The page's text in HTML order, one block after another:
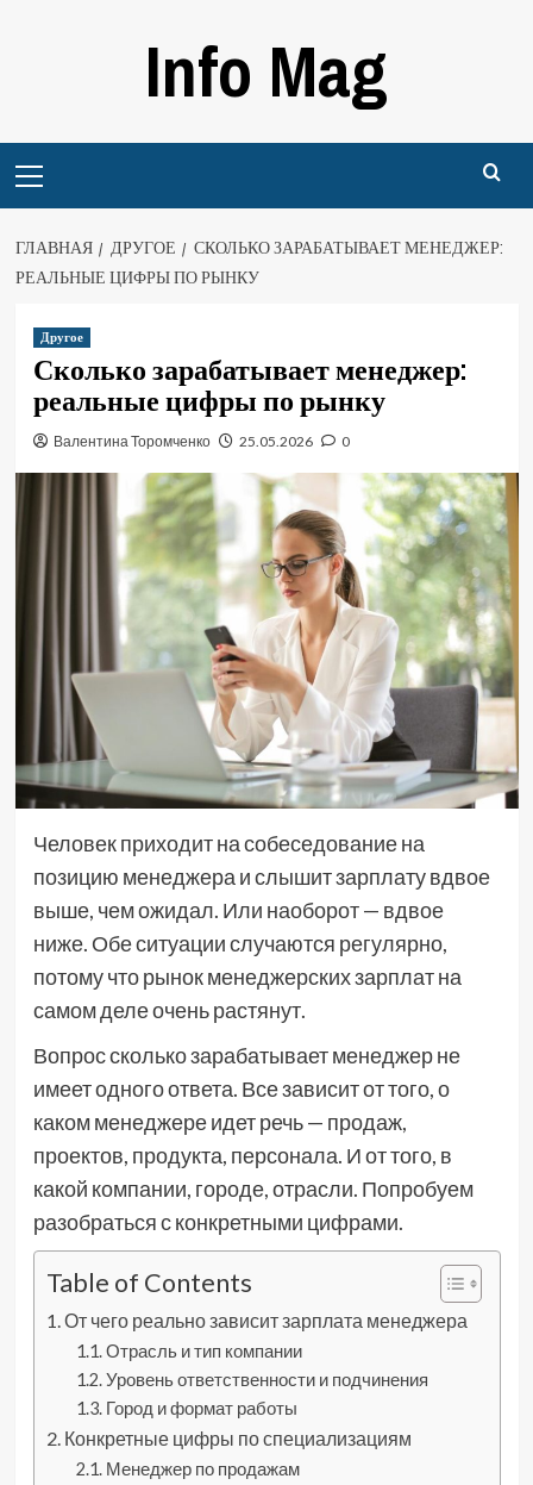
Info Mag
Menu
ГЛАВНАЯ ДРУГОЕ
СКОЛЬКО ЗАРАБАТЫВАЕТ МЕНЕДЖЕР:
РЕАЛЬНЫЕ ЦИФРЫ ПО РЫНКУ
Другое
Сколько зарабатывает менеджер:
реальные цифры по рынку
Валентина Торомченко 25.05.2026 0
Человек приходит на собеседование на
позицию менеджера и слышит зарплату вдвое
выше, чем ожидал. Или наоборот — вдвое
ниже. Обе ситуации случаются регулярно,
потому что рынок менеджерских зарплат на
самом деле очень растянут.
Вопрос сколько зарабатывает менеджер не
имеет одного ответа. Все зависит от того, о
каком менеджере идет речь — продаж,
проектов, продукта, персонала. И от того, в
какой компании, городе, отрасли. Попробуем
разобраться с конкретными цифрами.
Table of Contents
От чего реально зависит зарплата менеджера
Отрасль и тип компании
Уровень ответственности и подчинения
Город и формат работы
Конкретные цифры по специализациям
Менеджер по продажам